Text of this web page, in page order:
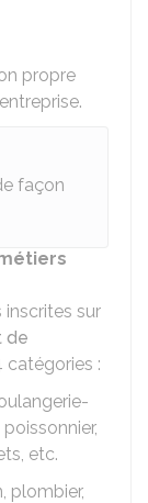
propre
façon
inscrites sur
de
catégories :
etc.
plombier,